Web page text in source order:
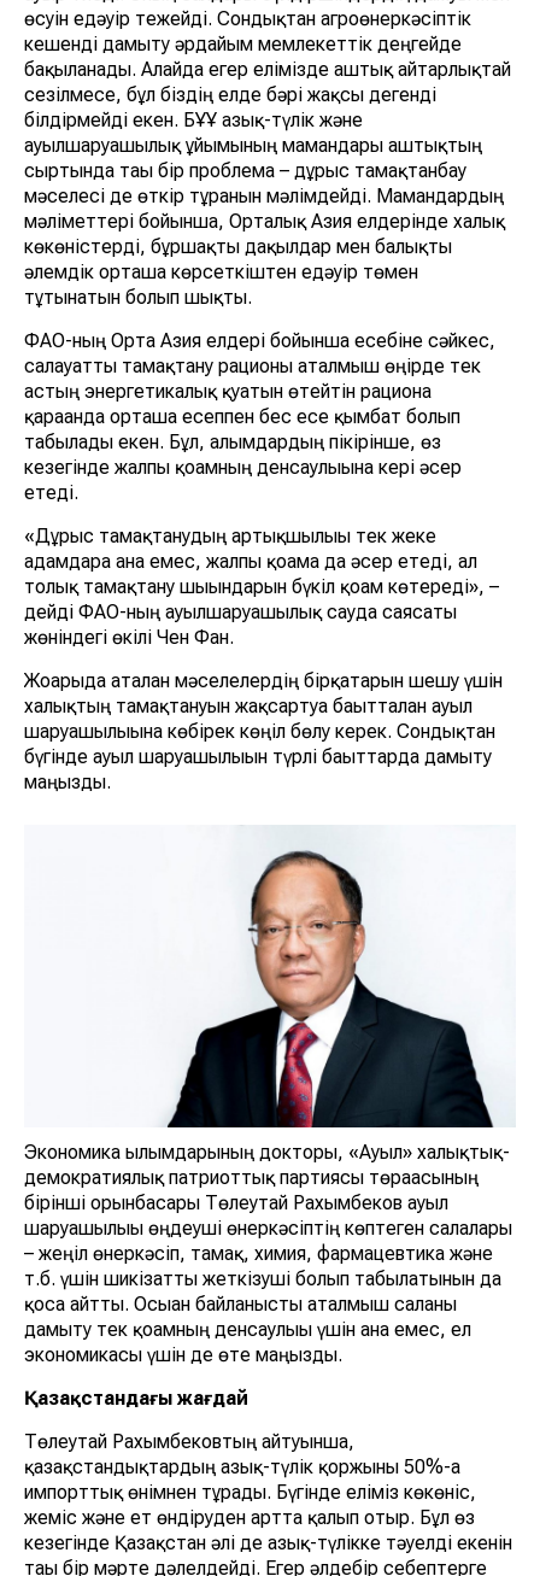
өсуін едәуір тежейді. Сондықтан агроөнеркәсіптік
кешенді дамыту әрдайым мемлекеттік деңгейде
бақыланады. Алайда егер елімізде аштық айтарлықтай
сезілмесе, бұл біздің елде бәрі жақсы дегенді
білдірмейді екен. БҰҰ азық-түлік және
ауылшаруашылық ұйымының мамандары аштықтың
сыртында тағы бір проблема – дұрыс тамақтанбау
мәселесі де өткір тұрғанын мәлімдейді. Мамандардың
мәліметтері бойынша, Орталық Азия елдерінде халық
көкөністерді, бұршақты дақылдар мен балықты
әлемдік орташа көрсеткіштен едәуір төмен
тұтынатын болып шықты.
ФАО-ның Орта Азия елдері бойынша есебіне сәйкес,
салауатты тамақтану рационы аталмыш өңірде тек
астың энергетикалық қуатын өтейтін рационға
қарағанда орташа есеппен бес есе қымбат болып
табылады екен. Бұл, ғалымдардың пікірінше, өз
кезегінде жалпы қоғамның денсаулығына кері әсер
етеді.
«Дұрыс тамақтанудың артықшылығы тек жеке
адамдарға ғана емес, жалпы қоғамға да әсер етеді, ал
толық тамақтану шығындарын бүкіл қоғам көтереді», –
дейді ФАО-ның ауылшаруашылық сауда саясаты
жөніндегі өкілі Чен Фан.
Жоғарыда аталған мәселелердің бірқатарын шешу үшін
халықтың тамақтануын жақсартуға бағытталған ауыл
шаруашылығына көбірек көңіл бөлу керек. Сондықтан
бүгінде ауыл шаруашылығын түрлі бағыттарда дамыту
маңызды.
Экономика ғылымдарының докторы, «Ауыл» халықтық-
демократиялық патриоттық партиясы төрағасының
бірінші орынбасары Төлеутай Рахымбеков ауыл
шаруашылығы өңдеуші өнеркәсіптің көптеген салалары
– жеңіл өнеркәсіп, тамақ, химия, фармацевтика және
т.б. үшін шикізатты жеткізуші болып табылатынын да
қоса айтты. Осыған байланысты аталмыш саланы
дамыту тек қоғамның денсаулығы үшін ғана емес, ел
экономикасы үшін де өте маңызды.
Қазақстандағы жағдай
Төлеутай Рахымбековтың айтуынша,
қазақстандықтардың азық-түлік қоржыны 50%-ға
импорттық өнімнен тұрады. Бүгінде еліміз көкөніс,
жеміс және ет өндіруден артта қалып отыр. Бұл өз
кезегінде Қазақстан әлі де азық-түлікке тәуелді екенін
тағы бір мәрте дәлелдейді. Егер әлдебір себептерге